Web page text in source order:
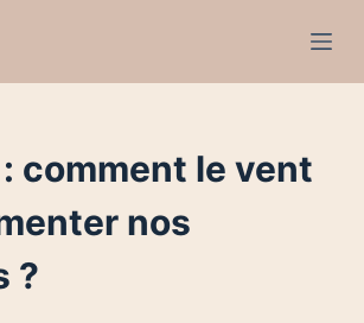
: comment le vent
nos
?